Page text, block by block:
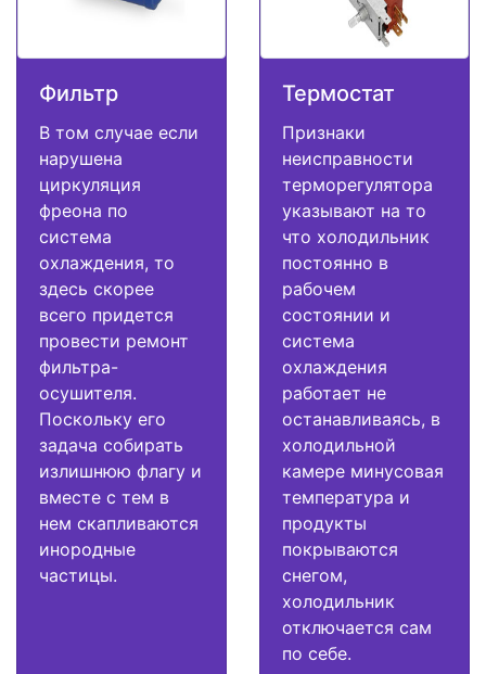
Фильтр
В том случае если
нарушена
циркуляция
фреона по
система
охлаждения, то
здесь скорее
всего придется
провести ремонт
фильтра-
осушителя.
Поскольку его
задача собирать
излишнюю флагу и
вместе с тем в
нем скапливаются
инородные
частицы.
Термостат
Признаки
неисправности
терморегулятора
указывают на то
что холодильник
постоянно в
рабочем
состоянии и
система
охлаждения
работает не
останавливаясь, в
холодильной
камере минусовая
температура и
продукты
покрываются
снегом,
холодильник
отключается сам
по себе.